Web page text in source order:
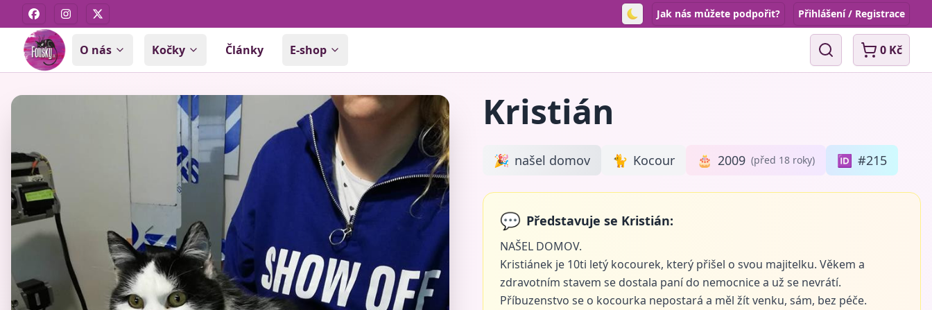
FacebookInstagram
X Toggle theme
Jak nás můžete podpořit? Přihlášení / Registrace
O nás Kočky Články E-shop Vyhledávání0 Kč
Kristián
🎉 našel domov 🐈 Kocour 🎂 2009 (před 18 roky) 🆔 #215
💬 Představuje se Kristián:
NAŠEL DOMOV.
Kristiánek je 10ti letý kocourek, který přišel o svou majitelku. Věkem a
zdravotním stavem se dostala paní do nemocnice a už se nevrátí.
Příbuzenstvo se o kocourka nepostará a měl žít venku, sám, bez péče.